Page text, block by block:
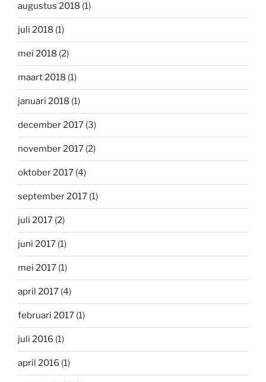
augustus 2018 (1)
juli 2018 (1)
mei 2018 (2)
maart 2018 (1)
januari 2018 (1)
december 2017 (3)
november 2017 (2)
oktober 2017 (4)
september 2017 (1)
juli 2017 (2)
juni 2017 (1)
mei 2017 (1)
april 2017 (4)
februari 2017 (1)
juli 2016 (1)
april 2016 (1)